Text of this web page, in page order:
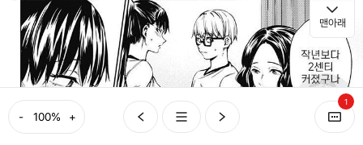
- +
1
맨아래